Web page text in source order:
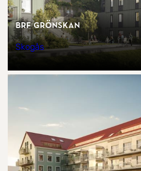
Brf Grönskan
Skogås